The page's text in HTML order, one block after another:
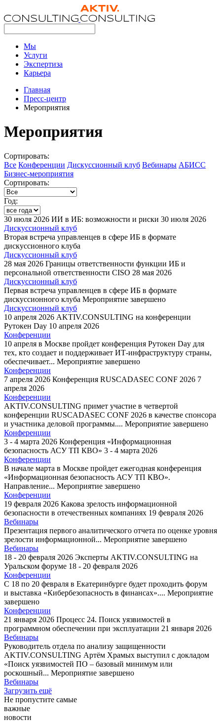
Мы
Услуги
Экспертиза
Карьера
Главная
Пресс-центр
Мероприятия
Мероприятия
Сортировать:
Все Конференции Дискуссионный клуб Вебинары АБИСС
Бизнес-мероприятия
Сортировать:
Год:
30 июля 2026 ИИ в ИБ: возможности и риски 30 июля 2026
Дискуссионный клуб
Вторая встреча управленцев в сфере ИБ в формате
дискуссионного клуба
Дискуссионный клуб
28 мая 2026 Границы ответственности функции ИБ и
персональной ответственности CISO 28 мая 2026
Дискуссионный клуб
Первая встреча управленцев в сфере ИБ в формате
дискуссионного клуба Мероприятие завершено
Дискуссионный клуб
10 апреля 2026 AKTIV.CONSULTING на конференции
Рутокен Day 10 апреля 2026
Конференции
10 апреля в Москве пройдет конференция Рутокен Day для
тех, кто создает и поддерживает ИТ-инфраструктуру страны,
обеспечивает... Мероприятие завершено
Конференции
7 апреля 2026 Конференция RUSCADASEC CONF 2026 7
апреля 2026
Конференции
AKTIV.CONSULTING примет участие в четвертой
конференции RUSCADASEC CONF 2026 в качестве спонсора
и участника деловой программы.... Мероприятие завершено
Конференции
3 - 4 марта 2026 Конференция «Информационная
безопасность АСУ ТП КВО» 3 - 4 марта 2026
Конференции
В начале марта в Москве пройдет ежегодная конференция
«Информационная безопасность АСУ ТП КВО».
Направление... Мероприятие завершено
Конференции
19 февраля 2026 Какова зрелость информационной
безопасности в отечественных компаниях 19 февраля 2026
Вебинары
Презентация первого аналитического отчета по оценке уровня
зрелости информационной... Мероприятие завершено
Вебинары
18 - 20 февраля 2026 Эксперты AKTIV.CONSULTING на
Уральском форуме 18 - 20 февраля 2026
Конференции
С 18 по 20 февраля в Екатеринбурге будет проходить форум
и выставка «Кибербезопасность в финансах».... Мероприятие
завершено
Конференции
21 января 2026 Процесс 24. Поиск уязвимостей в
программном обеспечении при эксплуатации 21 января 2026
Вебинары
Руководитель отдела по анализу защищенности
AKTIV.CONSULTING Артём Храмых выступил с докладом
«Поиск уязвимостей ПО – базовый минимум или
роскошный... Мероприятие завершено
Вебинары
Загрузить ещё
Не пропустите самые
важные
новости